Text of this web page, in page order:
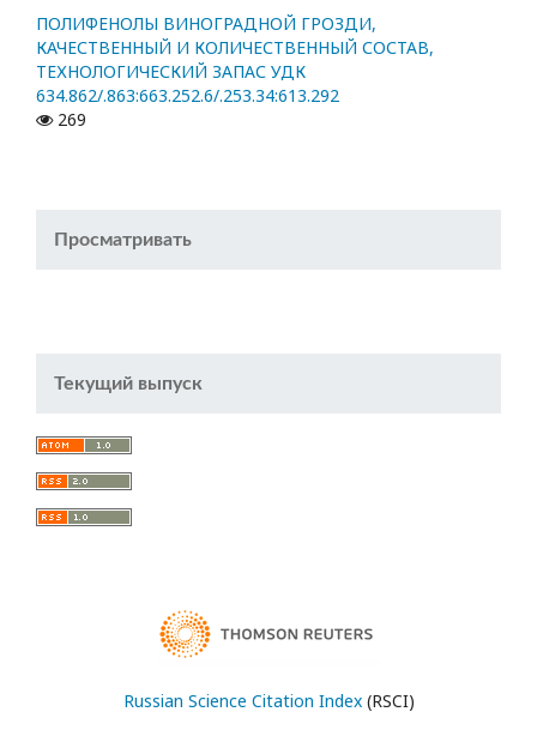
ПОЛИФЕНОЛЫ ВИНОГРАДНОЙ ГРОЗДИ,
КАЧЕСТВЕННЫЙ И КОЛИЧЕСТВЕННЫЙ СОСТАВ,
ТЕХНОЛОГИЧЕСКИЙ ЗАПАС УДК
634.862/.863:663.252.6/.253.34:613.292
269
Просматривать
Текущий выпуск
Russian Science Citation Index(RSCI)